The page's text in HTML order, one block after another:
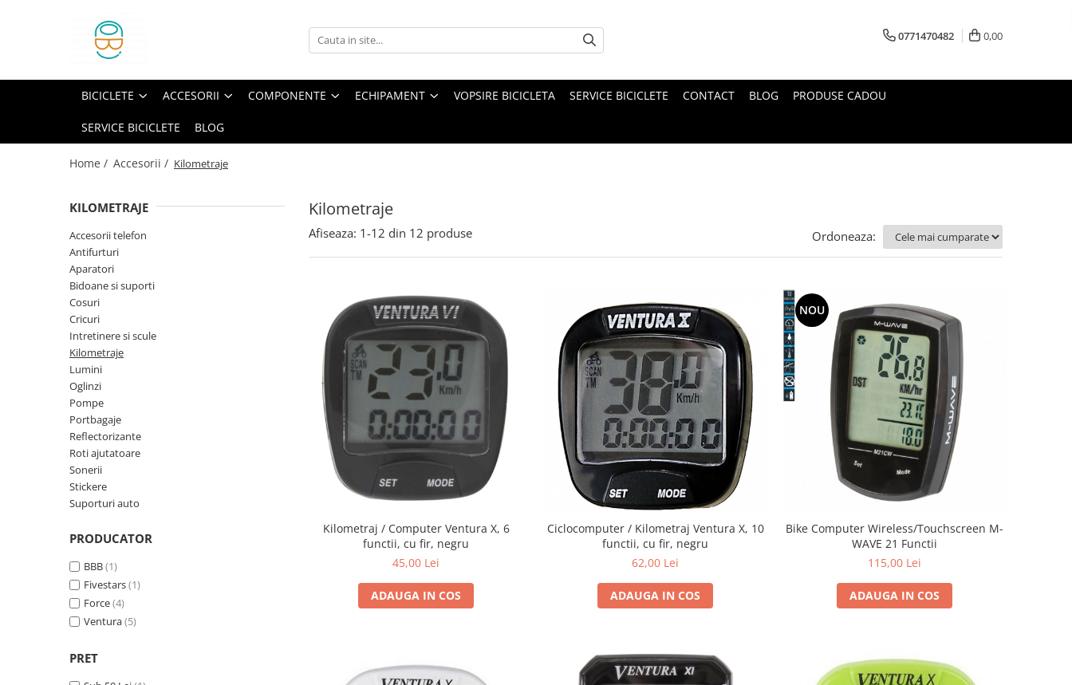
Sosea-Gravel
Bidoane si suporti
Intretinere si scule
Kilometraje
Portbagaje
Reflectorizante
Roti ajutatoare
Suporturi auto
Componente
Butuci pedalieri
Manete schimbator
Mansoane & Ghidoline
Saboti si placute
Schimbatoare fata
Schimbatoare si accesorii
Incaltaminte
Sepci si caciuli
0771470482 0,00
BICICLETE ACCESORII COMPONENTE ECHIPAMENT VOPSIRE BICICLETA SERVICE BICICLETE CONTACT BLOG PRODUSE CADOU
SERVICE BICICLETE BLOG
Home / Accesorii / Kilometraje
Kilometraje
KILOMETRAJE
Accesorii telefon
Antifurturi
Aparatori
Bidoane si suporti
Cosuri
Cricuri
Intretinere si scule
Kilometraje
Lumini
Oglinzi
Pompe
Portbagaje
Reflectorizante
Roti ajutatoare
Sonerii
Stickere
Suporturi auto
PRODUCATOR
BBB(1)
Fivestars(1)
Force(4)
Ventura(5)
PRET
Afiseaza: 1-12 din 12 produse Ordoneaza:
Kilometraj / Computer Ventura X, 6
functii, cu fir, negru
45,00 Lei
ADAUGA IN COS
Ciclocomputer / Kilometraj Ventura X, 10
functii, cu fir, negru
62,00 Lei
ADAUGA IN COS
NOU
Bike Computer Wireless/Touchscreen M-
WAVE 21 Functii
115,00 Lei
ADAUGA IN COS